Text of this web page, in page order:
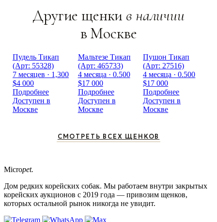
Другие щенки в наличии
в Москве
Пудель Тикап
(Арт: 55328)
7 месяцев · 1,300
$4 000
Подробнее
Доступен в
Москве
Мальтезе Тикап
(Арт: 465733)
4 месяца · 0.500
$17 000
Подробнее
Доступен в
Москве
Пушон Тикап
(Арт: 27516)
4 месяца · 0.500
$17 000
Подробнее
Доступен в
Москве
СМОТРЕТЬ ВСЕХ ЩЕНКОВ
Micropet.
Дом редких корейских собак. Мы работаем внутри закрытых
корейских аукционов с 2019 года — привозим щенков,
которых остальной рынок никогда не увидит.